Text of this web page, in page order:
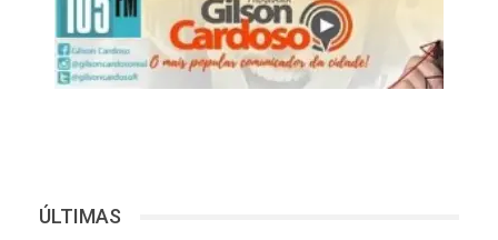
ÚLTIMAS